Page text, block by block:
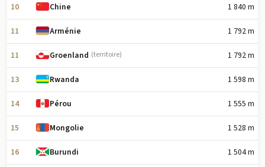
10 Chine 1 840 m
11 Arménie 1 792 m
11 Groenland (territoire) 1 792 m
13 Rwanda 1 598 m
14 Pérou 1 555 m
15 Mongolie 1 528 m
16 Burundi 1 504 m